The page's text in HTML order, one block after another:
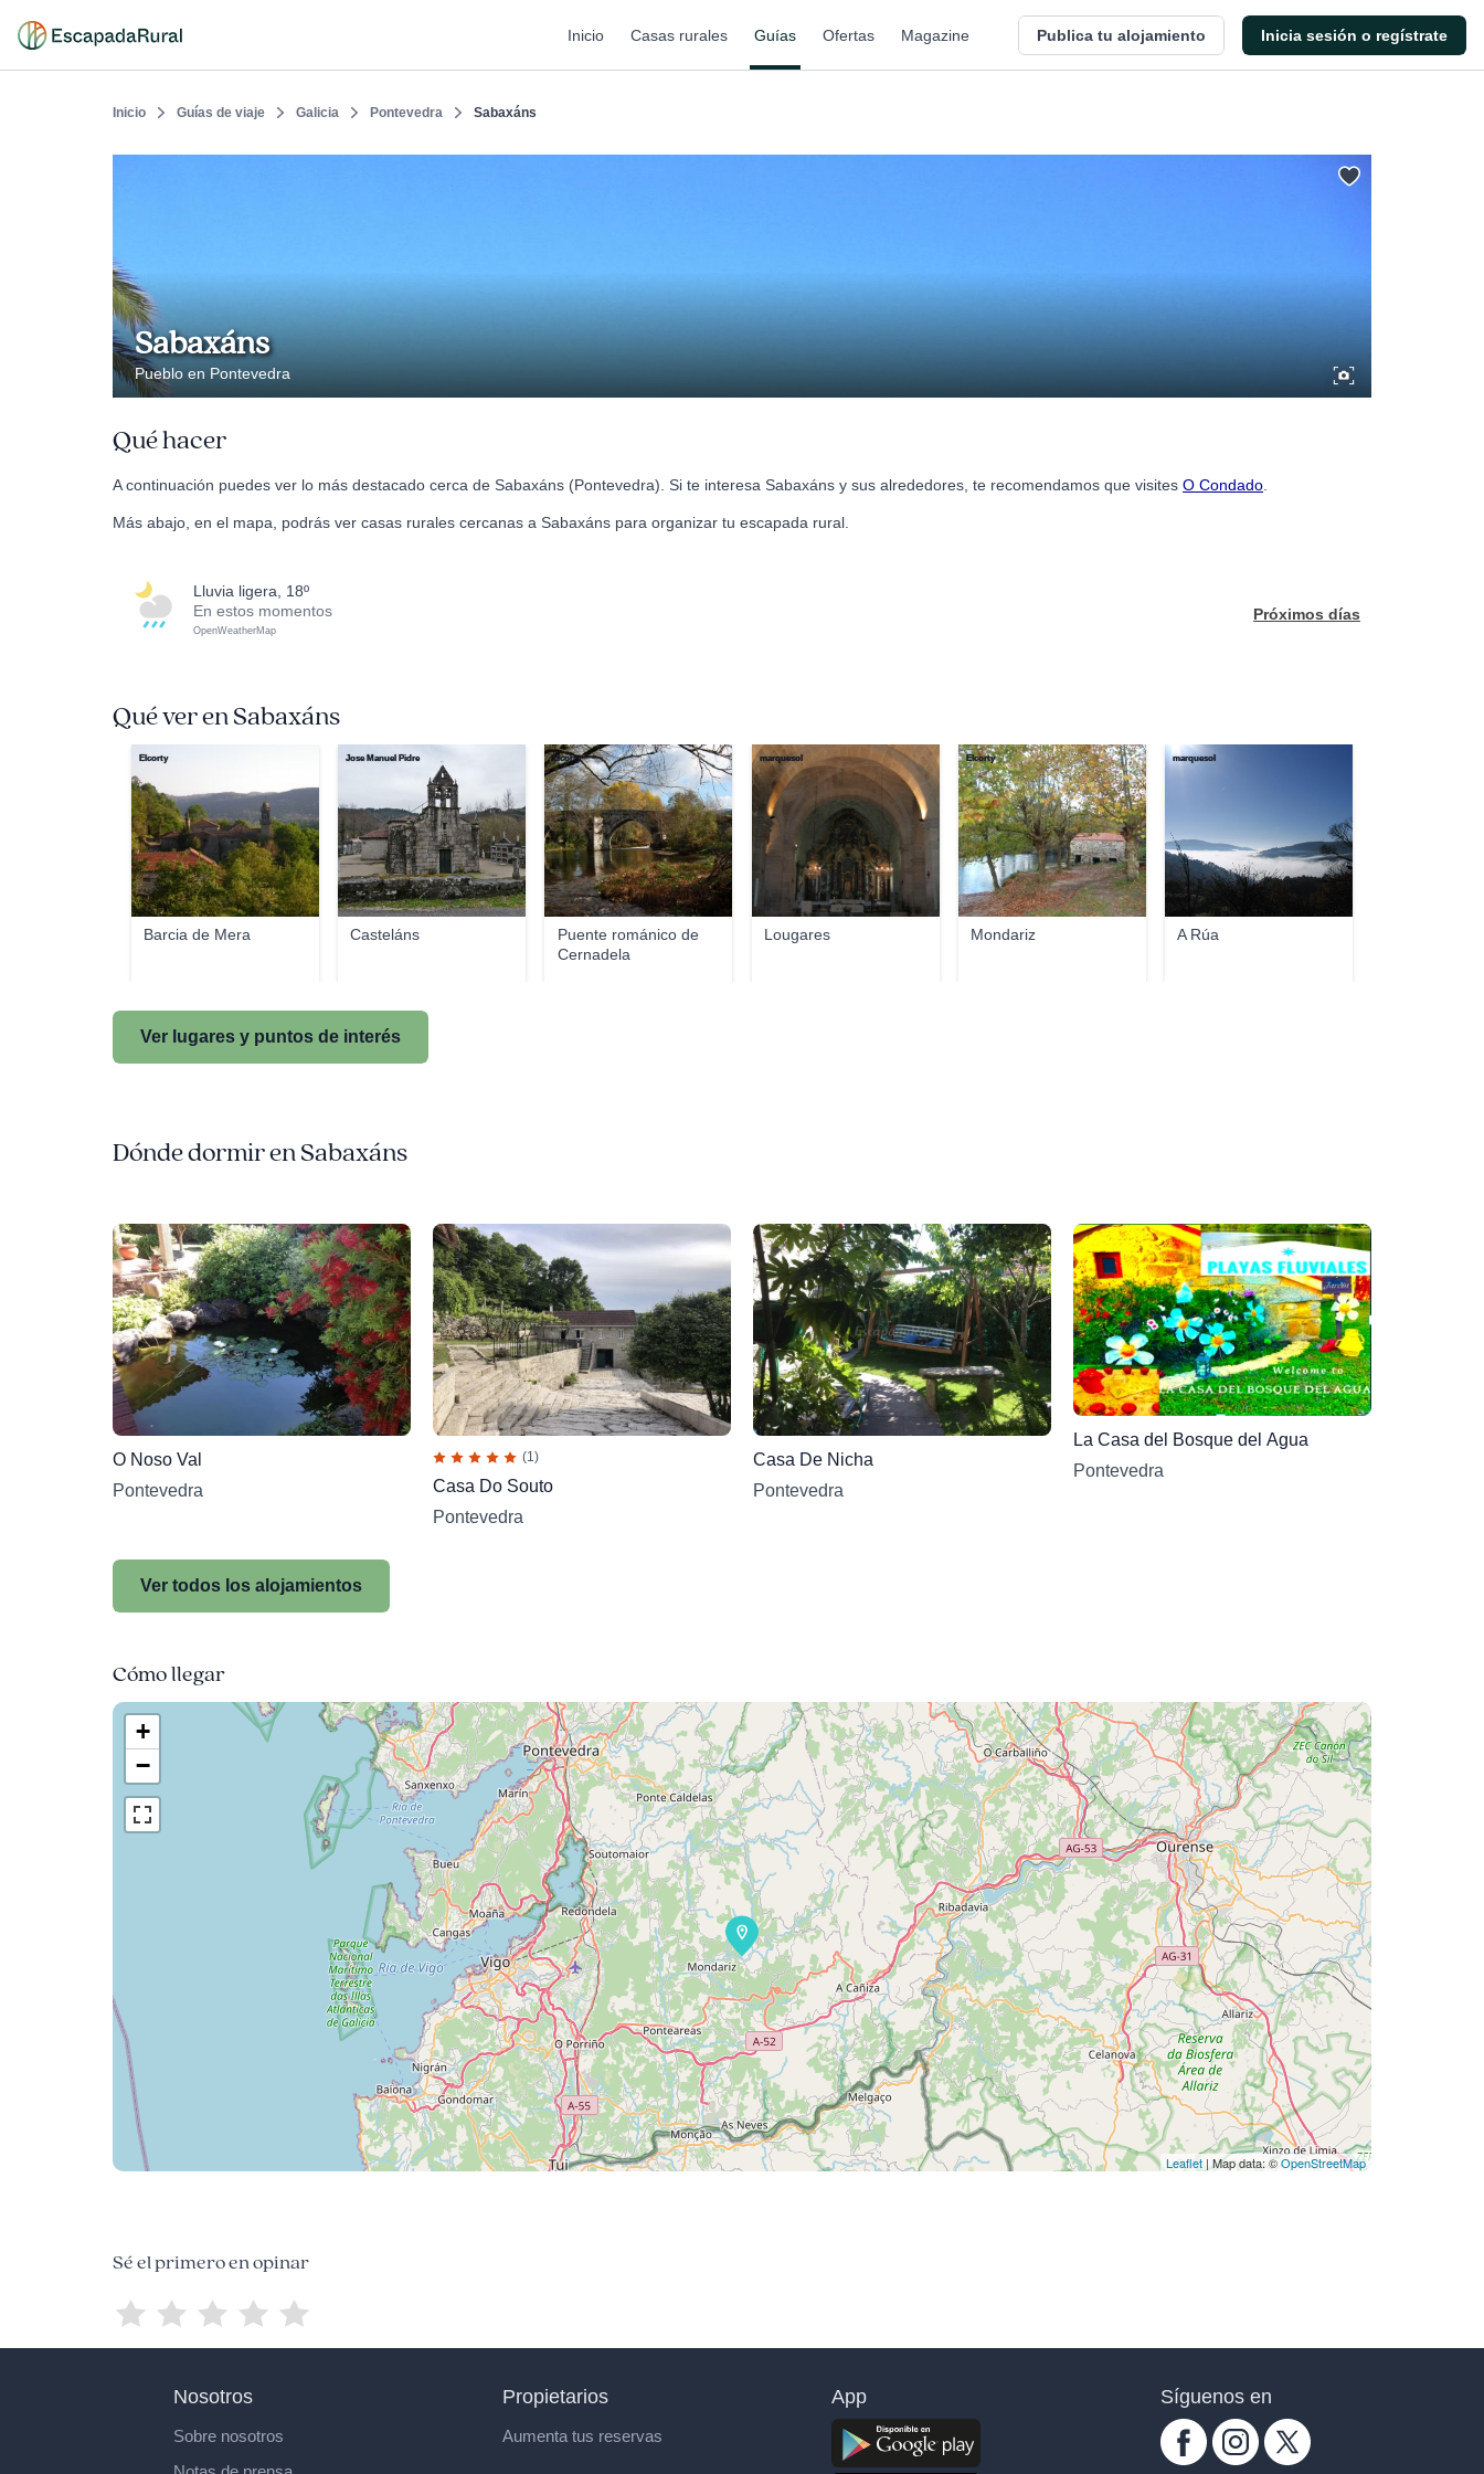
Inicio Casas rurales Guías Ofertas Magazine Publica tu alojamiento Inicia sesión o regístrate
Inicio Guías de viaje Galicia Pontevedra Sabaxáns
Sabaxáns
Pueblo en Pontevedra
Qué hacer
A continuación puedes ver lo más destacado cerca de Sabaxáns (Pontevedra). Si te interesa Sabaxáns y sus alrededores, te recomendamos que visites O Condado
Más abajo, en el mapa, podrás ver casas rurales cercanas a Sabaxáns para organizar tu escapada rural.
lluvia ligera, 18º
En estos momentos
OpenWeatherMap
Próximos días
Qué ver en Sabaxáns
Barcia de Mera
Elcorty
Casteláns
Jose Manuel Pidre
Puente románico de
Cernadela
Elcorty
Lougares
marquesol
Mondariz
Elcorty
A Rúa
marquesol
Ver lugares y puntos de interés
Dónde dormir en Sabaxáns
O Noso Val
Pontevedra
(1)
Casa Do Souto
Pontevedra
Casa De Nicha
Pontevedra
La Casa del Bosque del Agua
Pontevedra
Ver todos los alojamientos
Cómo llegar
+
−
Leaflet | Map data: ©OpenStreetMap
Sé el primero en opinar
Nosotros
Sobre nosotros
Propietarios
Aumenta tus reservas
App Síguenos en